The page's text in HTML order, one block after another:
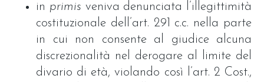
in primis veniva denunciata l’illegittimità
costituzionale dell’art. 291 c.c. nella parte
in cui non consente al giudice alcuna
discrezionalità nel derogare al limite del
divario di età, violando così l’art. 2 Cost.,